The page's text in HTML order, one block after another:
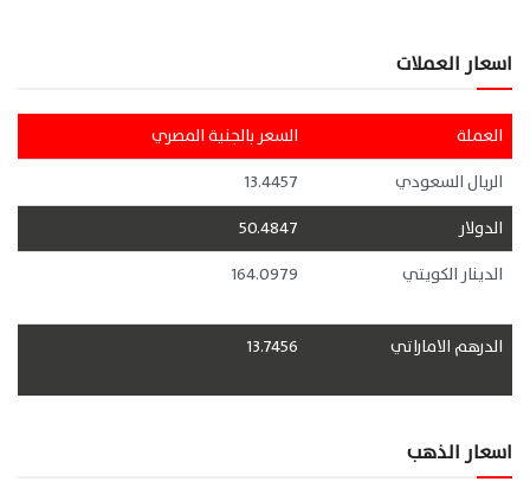
اسعار العملات
العملة
السعر بالجنية المصري
الريال السعودي
13.4457
الدولار
50.4847
الدينار الكويتي
164.0979
الدرهم الاماراتي 13.7456
اسعار الذهب